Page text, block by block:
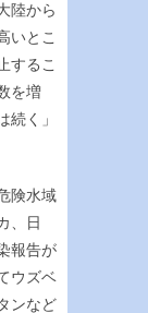
陸から
いとこ
するこ
を増
続く」
険水域
、日
報告が
ウズベ
ンなど